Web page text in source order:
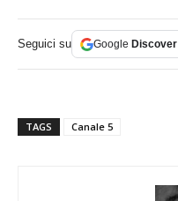
Seguici su Google Discover
TAGS Canale 5